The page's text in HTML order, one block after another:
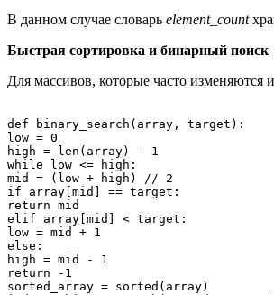
В данном случае словарь element_count
Быстрая сортировка и бинарный поиск
Для массивов, которые часто изменяются
def binary_search(array, target):
low = 0
high = len(array) - 1
while low <= high:
mid = (low + high) // 2
if array[mid] == target:
return mid
elif array[mid] < target:
low = mid + 1
else:
high = mid - 1
return -1
sorted_array = sorted(array)